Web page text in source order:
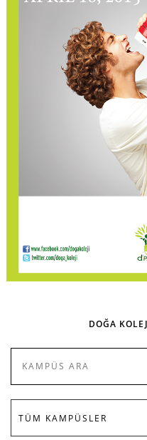
DOĞA